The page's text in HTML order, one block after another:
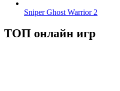
Sniper Ghost Warrior 2
ТОП онлайн игр